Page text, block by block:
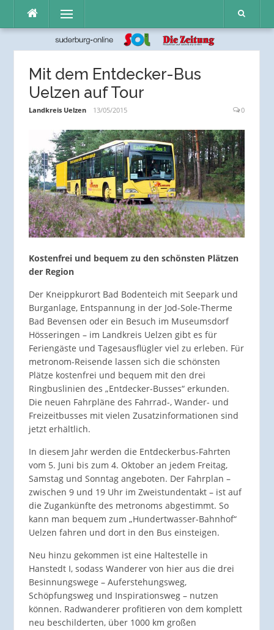
Inhalt
Menü
Mit dem Entdecker-Bus
Uelzen auf Tour
Landkreis Uelzen 13/05/2015 0
Kostenfrei und bequem zu den schönsten Plätzen
der Region
Der Kneippkurort Bad Bodenteich mit Seepark und
Burganlage, Entspannung in der Jod-Sole-Therme
Bad Bevensen oder ein Besuch im Museumsdorf
Hösseringen – im Landkreis Uelzen gibt es für
Feriengäste und Tagesausflügler viel zu erleben. Für
metronom-Reisende lassen sich die schönsten
Plätze kostenfrei und bequem mit den drei
Ringbuslinien des „Entdecker-Busses“ erkunden.
Die neuen Fahrpläne des Fahrrad-, Wander- und
Freizeitbusses mit vielen Zusatzinformationen sind
jetzt erhältlich.
In diesem Jahr werden die Entdeckerbus-Fahrten
vom 5. Juni bis zum 4. Oktober an jedem Freitag,
Samstag und Sonntag angeboten. Der Fahrplan –
zwischen 9 und 19 Uhr im Zweistundentakt – ist auf
die Zugankünfte des metronoms abgestimmt. So
kann man bequem zum „Hundertwasser-Bahnhof“
Uelzen fahren und dort in den Bus einsteigen.
Neu hinzu gekommen ist eine Haltestelle in
Hanstedt I, sodass Wanderer von hier aus die drei
Besinnungswege – Auferstehungsweg,
Schöpfungsweg und Inspirationsweg – nutzen
können. Radwanderer profitieren von dem komplett
neu beschilderten, über 1000 km großen